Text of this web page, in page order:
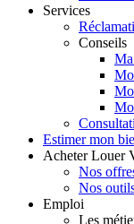
Services
Conseils
Estimer mon
Acheter Louer
Nos
Nos
Emploi
Les